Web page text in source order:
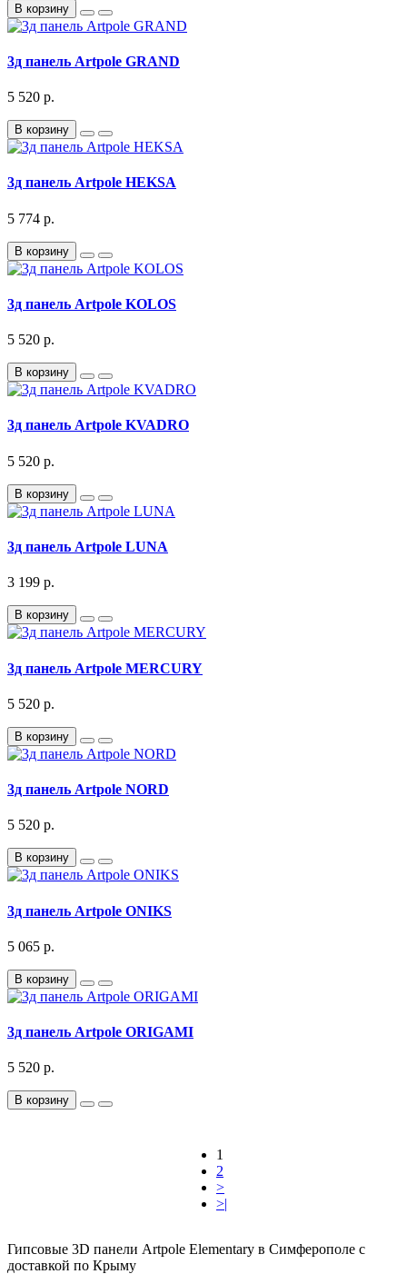
В корзину
3д панель Artpole GRAND
5 520 р.
В корзину
3д панель Artpole HEKSA
5 774 р.
В корзину
3д панель Artpole KOLOS
5 520 р.
В корзину
3д панель Artpole KVADRO
5 520 р.
В корзину
3д панель Artpole LUNA
3 199 р.
В корзину
3д панель Artpole MERCURY
5 520 р.
В корзину
3д панель Artpole NORD
5 520 р.
В корзину
3д панель Artpole ONIKS
5 065 р.
В корзину
3д панель Artpole ORIGAMI
5 520 р.
В корзину
1
2
>
>|
Гипсовые 3D панели Artpole Elementary в Симферополе с
доставкой по Крыму